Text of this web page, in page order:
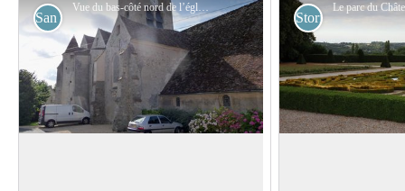
Vue du bas-côté nord de l’église Saint-Authaire - Association Colomban en Brie
San Colombano Storici